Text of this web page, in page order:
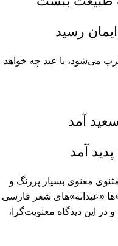
رسید
مى‏‌شود، با عید چه خواهد
آمد
آمد
معنوى بسیار پررنگ و
«عیدانه»هاى شعر فارسى
و در این دیدگاه معنویت‏‌گرا،